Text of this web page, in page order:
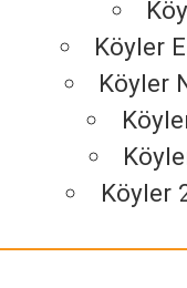
Köyler
Köyler
Köyler